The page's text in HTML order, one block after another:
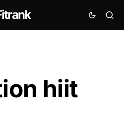
hiit